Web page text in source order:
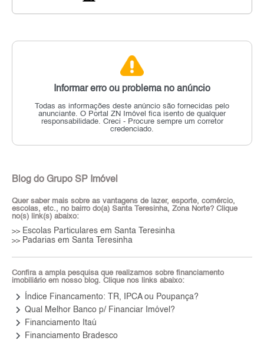
Informar erro ou problema no anúncio
Todas as informações deste anúncio são fornecidas pelo
anunciante. O Portal ZN Imóvel fica isento de qualquer
responsabilidade. Creci - Procure sempre um corretor
credenciado.
Blog do Grupo SP Imóvel
Quer saber mais sobre as vantagens de lazer, esporte, comércio,
escolas, etc., no bairro do(a) Santa Teresinha, Zona Norte? Clique
no(s) link(s) abaixo:
>> Escolas Particulares em Santa Teresinha
>> Padarias em Santa Teresinha
Confira a ampla pesquisa que realizamos sobre financiamento
imobiliário em nosso blog. Clique nos links abaixo:
keyboard_arrow_right Índice Financamento: TR, IPCA ou Poupança?
keyboard_arrow_right Qual Melhor Banco p/ Financiar Imóvel?
keyboard_arrow_right Financiamento Itaú
keyboard_arrow_right Financiamento Bradesco